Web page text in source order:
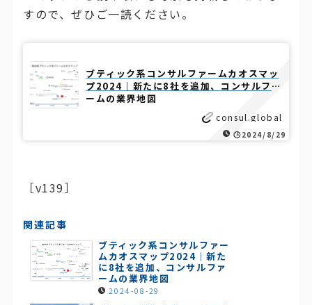
すので、ぜひご一読ください。
consul.global
ブティック系コンサルファームカオスマッ
プ2024｜新たに8社を追加、コンサルファ
ームの業界地図
🕒️2024/8/29
［v139］
関連記事
ブティック系コンサルファー
ムカオスマップ2024｜新た
に8社を追加、コンサルファ
ームの業界地図
2024-08-29